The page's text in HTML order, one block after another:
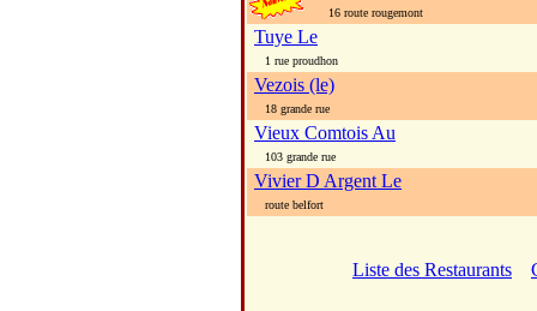
16 route rougemont
Tuye Le
1 rue proudhon
Vezois (le)
18 grande rue
Vieux Comtois Au
103 grande rue
Vivier D Argent Le
route belfort
Liste des Restaurants